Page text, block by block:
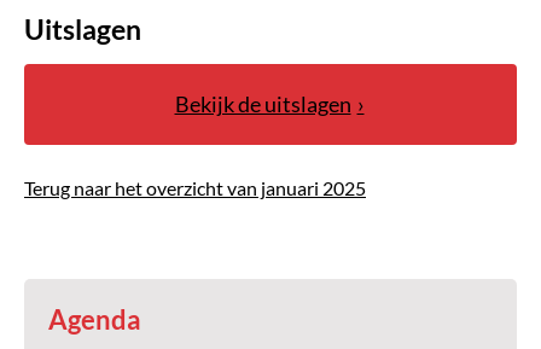
Uitslagen
Bekijk de uitslagen
Terug naar het overzicht van januari 2025
Agenda